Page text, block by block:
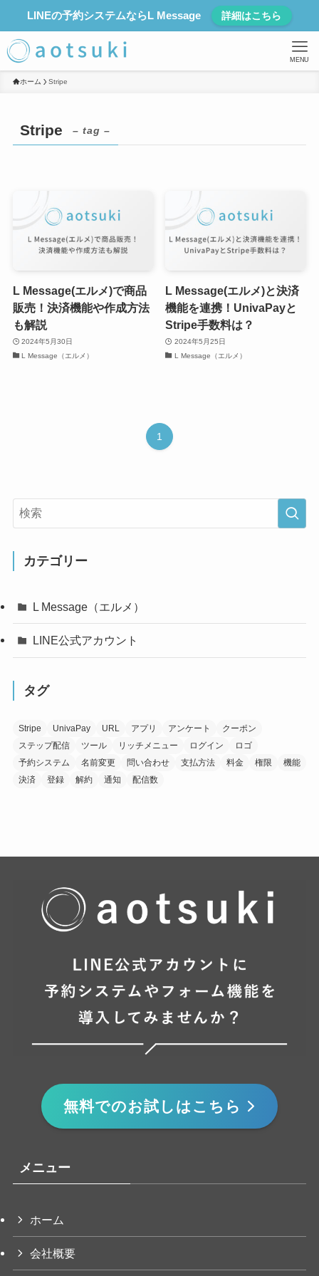
LINEの予約システムならL Message 詳細はこちら
MENU
ホーム Stripe
Stripe – tag –
L Message(エルメ)で商品
販売！決済機能や作成方法
も解説
2024年5月30日
L Message（エルメ）
L Message(エルメ)と決済
機能を連携！UnivaPayと
Stripe手数料は？
2024年5月25日
L Message（エルメ）
1
カテゴリー
L Message（エルメ）
LINE公式アカウント
タグ
Stripe UnivaPay URL アプリ アンケート
クーポン
ステップ配信
ツール リッチメニュー ログイン
ロゴ
予約システム
名前変更 問い合わせ 支払方法 料金 権限
機能
決済
登録 解約 通知 配信数
無料でのお試しはこちら
メニュー
ホーム
会社概要